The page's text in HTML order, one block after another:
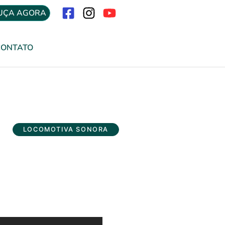
AGORA
LOCOMOTIVA SONORA